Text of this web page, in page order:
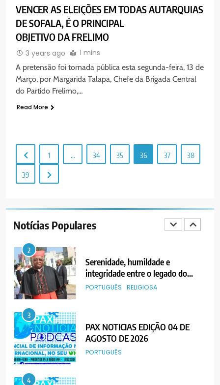
Notícias Populares
MUNICÍPIO DIZ QUE
TRANSFERÊNCIA DOS
VENDEDORES FOI ACEITE, MAS
CAMINHO
PORTUGUÊS
8
PAX NOTICIAS EDIÇÃO 28 DE
JUNHO DE 2026
AGOSTO DE 2026
PORTUGUÊS
2
integridade entre o legado do
PORTUGUÊS
3
PAX NOTICIAS EDIÇÃO 04 DE
AGOSTO DE 2026
PORTUGUÊS
4
PAX NOTICIAS EDIÇÃO 03 DE
AGOSTO DE 2026
PORTUGUÊS
5
VENCER AS ELEIÇÕES EM TODAS AUTARQUIAS
DE SOFALA, É O PRINCIPAL
OBJETIVO DA FRELIMO
3 years ago 1 mins
A pretensão foi tornada pública esta segunda-feira, 13 de
Março, por Margarida Talapa, Chefe da Brigada Central
do Partido Frelimo,…
Read More
1 34 35 36 37 38
39